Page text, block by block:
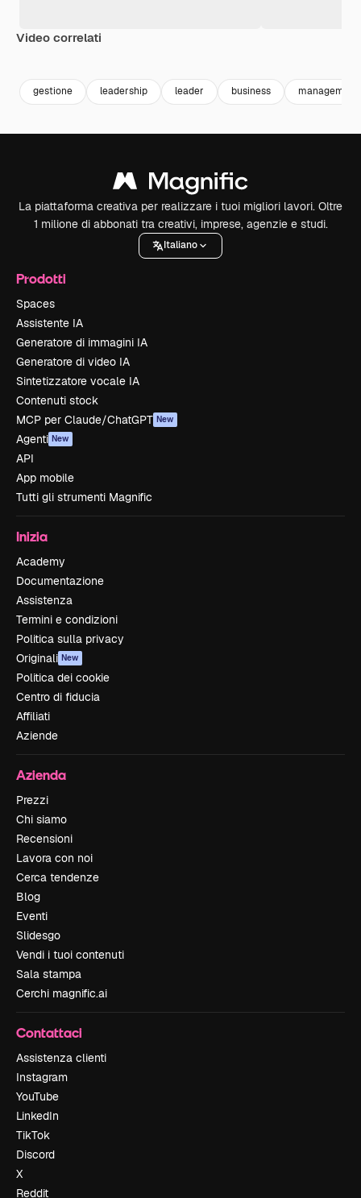
Video correlati
gestione leadership leader business management
La piattaforma creativa per realizzare i tuoi migliori lavori. Oltre
1 milione di abbonati tra creativi, imprese, agenzie e studi.
Italiano
Prodotti
Spaces
Assistente IA
Generatore di immagini IA
Generatore di video IA
Sintetizzatore vocale IA
Contenuti stock
MCP per Claude/ChatGPT New
Agenti New
API
App mobile
Tutti gli strumenti Magnific
Inizia
Academy
Documentazione
Assistenza
Termini e condizioni
Politica sulla privacy
Originali New
Politica dei cookie
Centro di fiducia
Affiliati
Aziende
Azienda
Prezzi
Chi siamo
Recensioni
Lavora con noi
Cerca tendenze
Blog
Eventi
Slidesgo
Vendi i tuoi contenuti
Sala stampa
Cerchi magnific.ai
Contattaci
Assistenza clienti
Instagram
YouTube
LinkedIn
TikTok
Discord
X
Reddit